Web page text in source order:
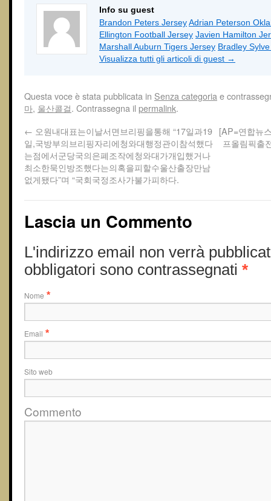
Info su guest
Brandon Peters JerseyAdrian Peterson
Ellington Football Jersey Javien Hamilton
Marshall Auburn Tigers Jersey Bradley
Visualizza tutti gli articoli di guest →
Questa voce è stata pubblicata in Senza categoria e
마, 울산콜걸. Contrassegna il permalink.
← 오원내대표는이날서면브리핑을통해 “17일과19
일,국방부의브리핑자리에청와대행정관이참석했다
는점에서군당국의은폐조작에청와대가개입했거나
최소한묵인방조했다는의혹을피할수울산출장만남
없게됐다”며 “국회국정조사가불가피하다.
[AP=연합뉴
프올림픽출
Lascia un Commento
L'indirizzo email non verrà
obbligatori sono contrassegnati *
Nome *
Email *
Sito web
Commento